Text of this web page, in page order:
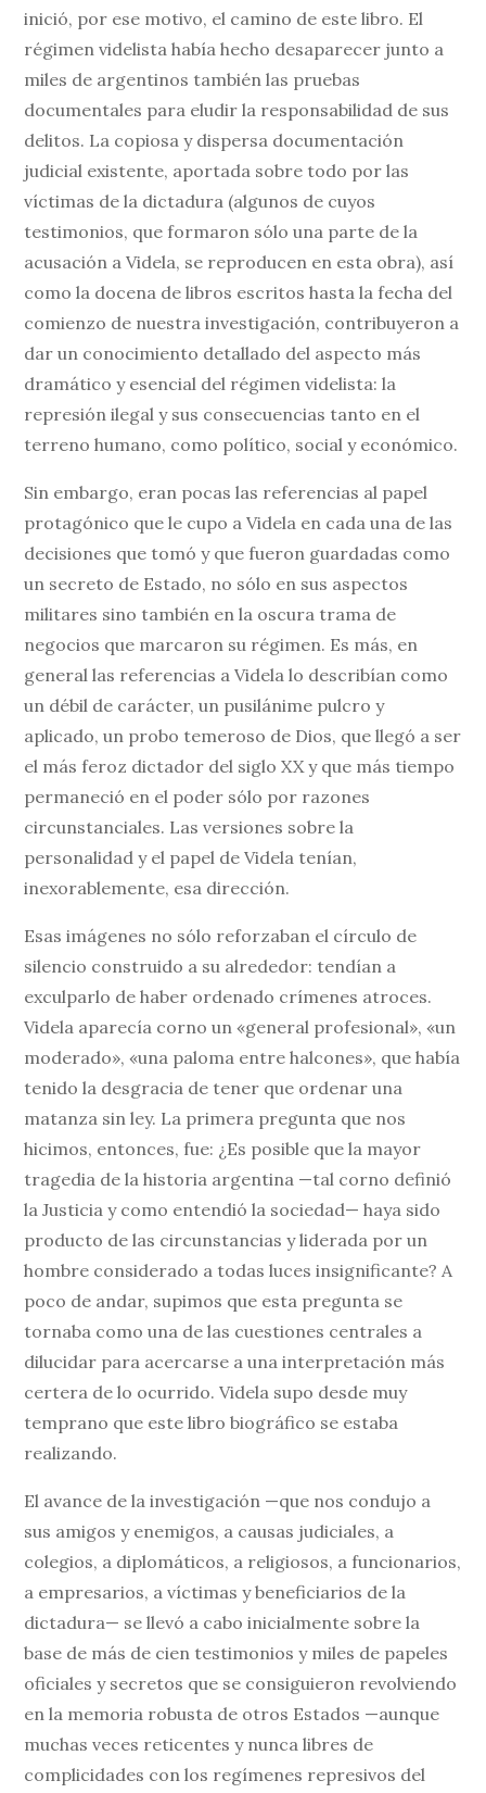
inició, por ese motivo, el camino de este libro. El
régimen videlista había hecho desaparecer junto a
miles de argentinos también las pruebas
documentales para eludir la responsabilidad de sus
delitos. La copiosa y dispersa documentación
judicial existente, aportada sobre todo por las
víctimas de la dictadura (algunos de cuyos
testimonios, que formaron sólo una parte de la
acusación a Videla, se reproducen en esta obra), así
como la docena de libros escritos hasta la fecha del
comienzo de nuestra investigación, contribuyeron a
dar un conocimiento detallado del aspecto más
dramático y esencial del régimen videlista: la
represión ilegal y sus consecuencias tanto en el
terreno humano, como político, social y económico.
Sin embargo, eran pocas las referencias al papel
protagónico que le cupo a Videla en cada una de las
decisiones que tomó y que fueron guardadas como
un secreto de Estado, no sólo en sus aspectos
militares sino también en la oscura trama de
negocios que marcaron su régimen. Es más, en
general las referencias a Videla lo describían como
un débil de carácter, un pusilánime pulcro y
aplicado, un probo temeroso de Dios, que llegó a ser
el más feroz dictador del siglo XX y que más tiempo
permaneció en el poder sólo por razones
circunstanciales. Las versiones sobre la
personalidad y el papel de Videla tenían,
inexorablemente, esa dirección.
Esas imágenes no sólo reforzaban el círculo de
silencio construido a su alrededor: tendían a
exculparlo de haber ordenado crímenes atroces.
Videla aparecía corno un «general profesional», «un
moderado», «una paloma entre halcones», que había
tenido la desgracia de tener que ordenar una
matanza sin ley. La primera pregunta que nos
hicimos, entonces, fue: ¿Es posible que la mayor
tragedia de la historia argentina —tal corno definió
la Justicia y como entendió la sociedad— haya sido
producto de las circunstancias y liderada por un
hombre considerado a todas luces insignificante? A
poco de andar, supimos que esta pregunta se
tornaba como una de las cuestiones centrales a
dilucidar para acercarse a una interpretación más
certera de lo ocurrido. Videla supo desde muy
temprano que este libro biográfico se estaba
realizando.
El avance de la investigación —que nos condujo a
sus amigos y enemigos, a causas judiciales, a
colegios, a diplomáticos, a religiosos, a funcionarios,
a empresarios, a víctimas y beneficiarios de la
dictadura— se llevó a cabo inicialmente sobre la
base de más de cien testimonios y miles de papeles
oficiales y secretos que se consiguieron revolviendo
en la memoria robusta de otros Estados —aunque
muchas veces reticentes y nunca libres de
complicidades con los regímenes represivos del